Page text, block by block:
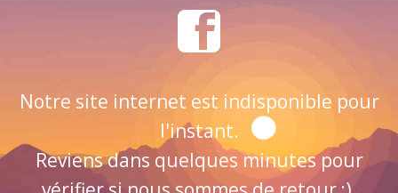
Notre site internet est indisponible pour
l'instant.
Reviens dans quelques minutes pour